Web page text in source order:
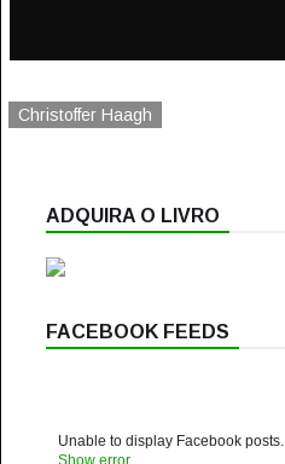
Christoffer Haagh
ADQUIRA O LIVRO
FACEBOOK FEEDS
Unable to display Facebook posts.
Show error